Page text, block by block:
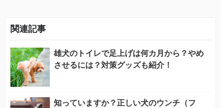
関連記事
雄犬のトイレで足上げは何カ月から？やめ
させるには？対策グッズも紹介！
知っていますか？正しい犬のウンチ（フ